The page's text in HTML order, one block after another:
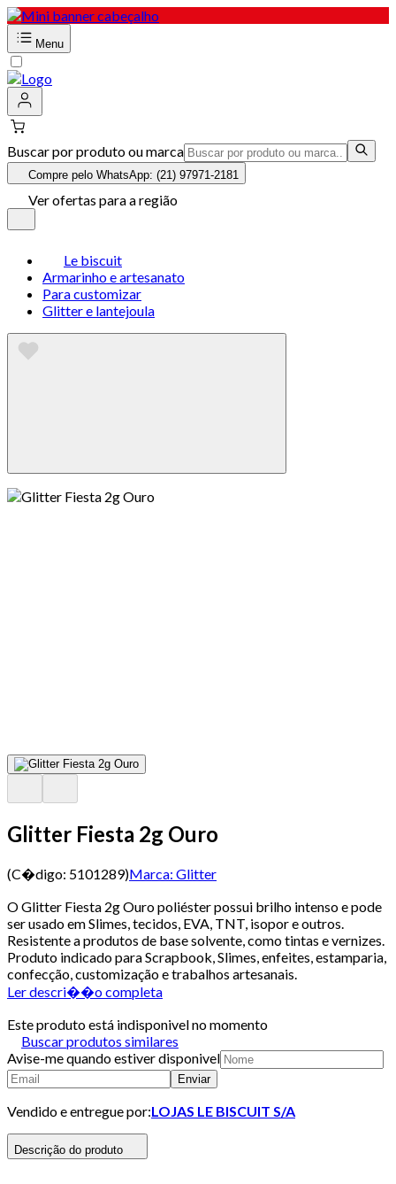
Menu
Buscar por produto ou marca
Compre pelo WhatsApp: (21) 97971-2181
Ver ofertas para a região
Le biscuit
Armarinho e artesanato
Para customizar
Glitter e lantejoula
Glitter Fiesta 2g Ouro
(C�digo: 5101289)Marca: Glitter
O Glitter Fiesta 2g Ouro poliéster possui brilho intenso e pode
ser usado em Slimes, tecidos, EVA, TNT, isopor e outros.
Resistente a produtos de base solvente, como tintas e vernizes.
Produto indicado para Scrapbook, Slimes, enfeites, estamparia,
confecção, customização e trabalhos artesanais.
Ler descri��o completa
Este produto está indisponivel no momento
Buscar produtos similares
Avise-me quando estiver disponivel
Enviar
Vendido e entregue por:LOJAS LE BISCUIT S/A
Descrição do produto